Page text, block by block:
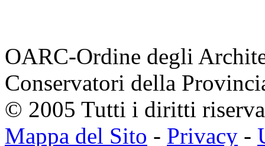
OARC-Ordine degli
Conservatori della
© 2005 Tutti i diritti
Mappa del Sito - Privacy -